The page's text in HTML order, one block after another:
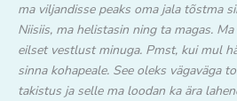
ma viljandisse peaks oma jala tõstma
Niisiis, ma helistasin ning ta magas.
eilset vestlust minuga. Pmst, kui mul
sinna kohapeale. See oleks vägaväga
takistus ja selle ma loodan ka ära